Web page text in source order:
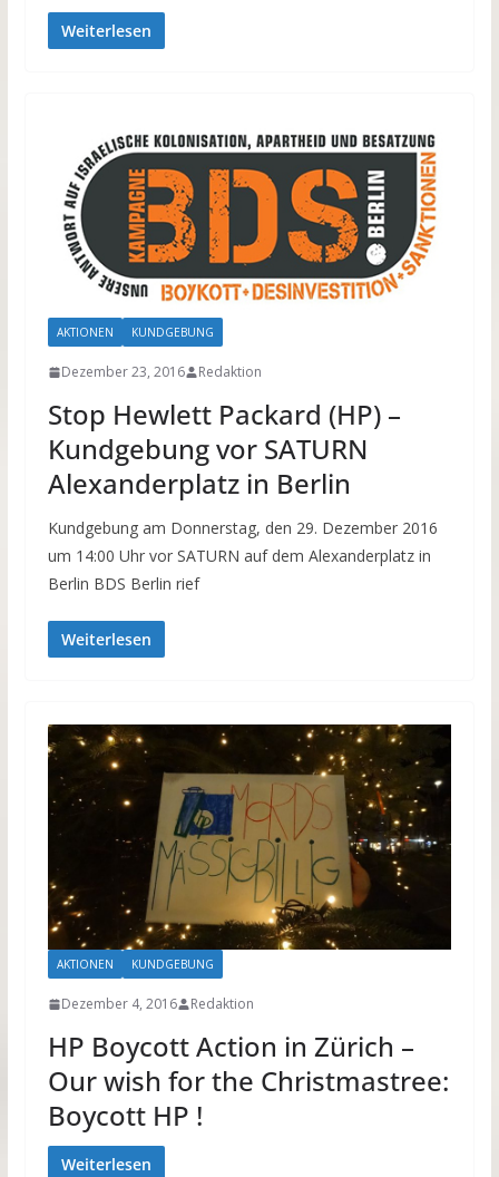
Weiterlesen
AKTIONEN KUNDGEBUNG
Dezember 23, 2016 Redaktion
Stop Hewlett Packard (HP) –
Kundgebung vor SATURN
Alexanderplatz in Berlin
Kundgebung am Donnerstag, den 29. Dezember 2016
um 14:00 Uhr vor SATURN auf dem Alexanderplatz in
Berlin BDS Berlin rief
Weiterlesen
AKTIONEN KUNDGEBUNG
Dezember 4, 2016 Redaktion
HP Boycott Action in Zürich –
Our wish for the Christmastree:
Boycott HP !
Weiterlesen